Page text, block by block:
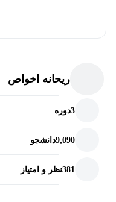
استاندارد و البته عمیق
است که تمرکز دوره بر
ریحانه اخواص
3دوره
9,090دانشجو
381نظر و امتیاز